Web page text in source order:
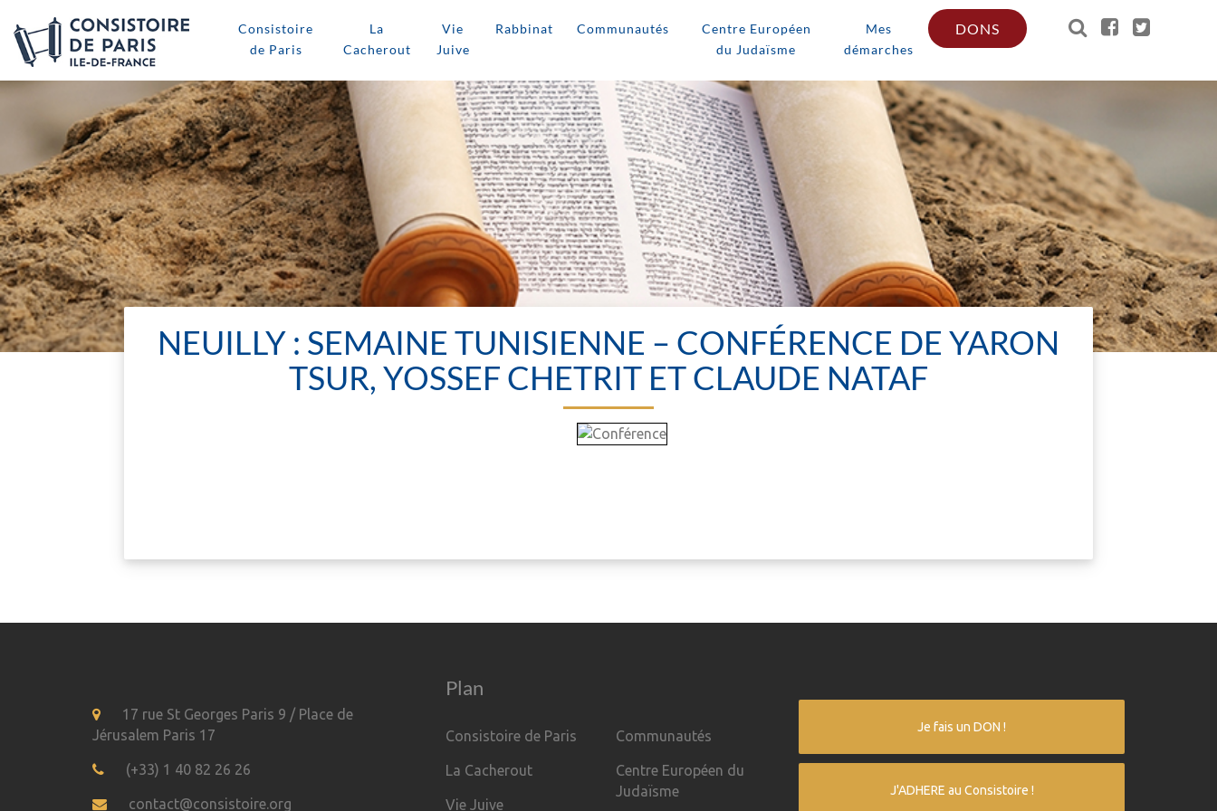
Consistoire
de Paris
La
Cacherout
Vie
Juive
Rabbinat Communautés
Centre Européen
du Judaïsme
Mes
démarches
DONS
NEUILLY : SEMAINE TUNISIENNE – CONFÉRENCE DE YARON
TSUR, YOSSEF CHETRIT ET CLAUDE NATAF
17 rue St Georges Paris 9 / Place de
Jérusalem Paris 17
(+33) 1 40 82 26 26
contact@consistoire.org
Plan
Consistoire de Paris
La Cacherout
Vie Juive
Communautés
Centre Européen du
Judaïsme
Je fais un DON !
J'ADHERE au Consistoire !